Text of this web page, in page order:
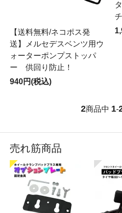
【送料無料/ネコポス発
送】メルセデスベンツ用ウ
ォーターポンプストッパ
ー 供回り防止！
940円(税込)
2商品中 1-
売れ筋商品